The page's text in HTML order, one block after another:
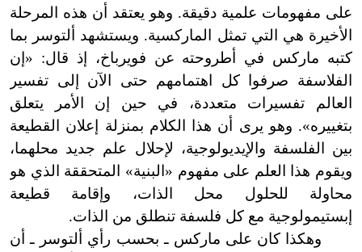
على مفهومات علمية دقيقة. وهو يعتقد أن هذه المرحلة
الأخيرة هي التي تمثل الماركسية. ويستشهد ألتوسر بما
كتبه ماركس في أطروحته عن فويرباخ، إذ قال: «إن
الفلاسفة صرفوا كل اهتمامهم حتى الآن إلى تفسير
العالم تفسيرات متعددة، في حين إن الأمر يتعلق
بتغييره». وهو يرى أن هذا الكلام بمنزلة إعلان القطيعة
بين الفلسفة والإيديولوجية، لإحلال علم جديد محلهما،
ويقوم هذا العلم على مفهوم «البنية» المتحققة الذي هو
محاولة للحلول محل الذات، وإقامة قطيعة
إبستيمولوجية مع كل فلسفة تنطلق من الذات.
وهكذا كان على ماركس ـ بحسب رأي ألتوسر ـ أن